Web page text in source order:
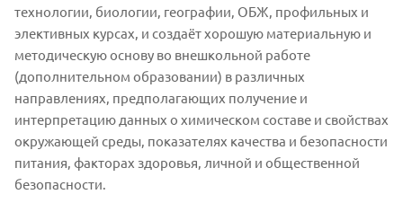
технологии, биологии, географии, ОБЖ, профильных и
элективных курсах, и создаёт хорошую материальную и
методическую основу во внешкольной работе
(дополнительном образовании) в различных
направлениях, предполагающих получение и
интерпретацию данных о химическом составе и свойствах
окружающей среды, показателях качества и безопасности
питания, факторах здоровья, личной и общественной
безопасности.